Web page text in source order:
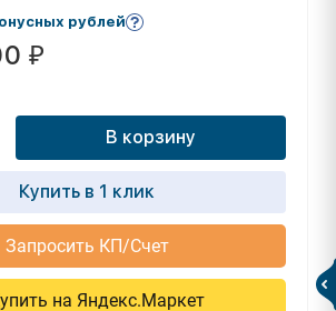
рублей
₽
В корзину
Купить в 1 клик
Запросить КП/Счет
на Яндекс.Маркет